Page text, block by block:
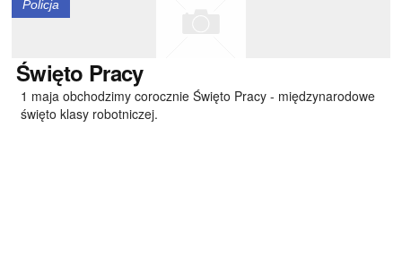
Policja
Święto Pracy
1 maja obchodzimy corocznie Święto Pracy - międzynarodowe
święto klasy robotniczej.